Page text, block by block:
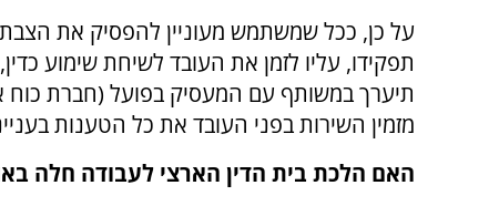
על כן, ככל שמשתמש מעוניין להפסיק את
תפקידו, עליו לזמן את העובד לשיחת שימוע
תיערך במשותף עם המעסיק בפועל (חברת כוח
מזמין השירות בפני העובד את כל הטענות
האם הלכת בית הדין הארצי לעבודה חלה